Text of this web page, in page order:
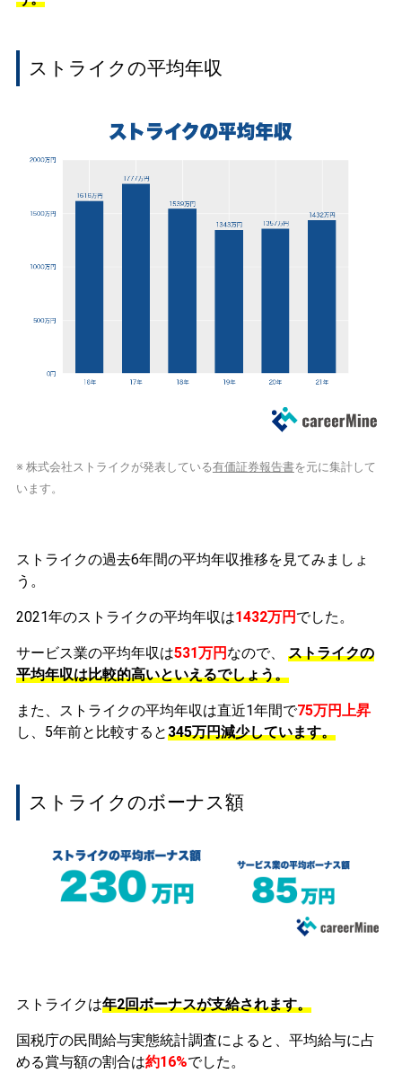
ストライクの平均年収
※ 株式会社ストライクが発表している有価証券報告書を元に集計して
います。
ストライクの過去6年間の平均年収推移を見てみましょ
う。
2021年のストライクの平均年収は1432万円 でした。
サービス業の平均年収は531万円 なので、
ストライクの
平均年収は比較的高いといえるでしょう。
また、ストライクの平均年収は直近1年間で75万円上昇
し、5年前と比較すると345万円減少しています。
ストライクのボーナス額
ストライクは年2回ボーナスが支給されます。
国税庁の民間給与実態統計調査によると、平均給与に占
める賞与額の割合は約16%でした。